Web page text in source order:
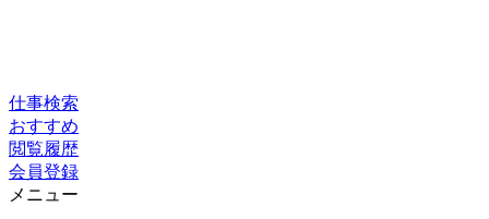
仕事検索
おすすめ
閲覧履歴
会員登録
メニュー